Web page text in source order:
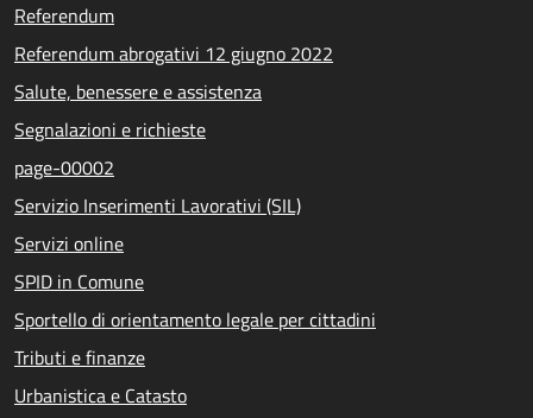
Referendum
Referendum abrogativi 12 giugno 2022
Salute, benessere e assistenza
Segnalazioni e richieste
page-00002
Servizio Inserimenti Lavorativi (SIL)
Servizi online
SPID in Comune
Sportello di orientamento legale per cittadini
Tributi e finanze
Urbanistica e Catasto